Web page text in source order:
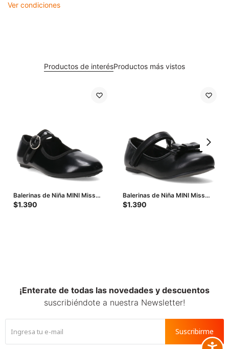
Ver condiciones
Productos de interésProductos más vistos
Balerinas de Niña MINI Miss
Carol - Negro
$1.390
Balerinas de Niña MINI Miss
Carol Chard - Negro
$1.390
¡Enterate de todas las novedades y descuentos
suscribiéndote a nuestra Newsletter!
Suscribirme